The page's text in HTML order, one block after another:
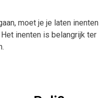
moet je je laten inenten
inenten is belangrijk ter